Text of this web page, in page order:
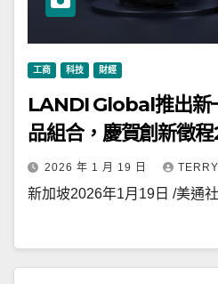
工商 科技 財經
LANDI Global推出新
品組合，慶賀創新徵
2026 年 1 月 19 日
新加坡2026年1月19日 /美通